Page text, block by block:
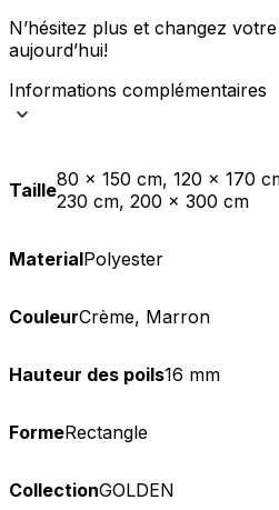
N’hésitez plus et changez
aujourd’hui!
Informations complémentaires
Taille80 x 150 cm, 120 x 170
230 cm, 200 x 300 cm
MaterialPolyester
CouleurCrème, Marron
Hauteur des poils16 mm
FormeRectangle
CollectionGOLDEN